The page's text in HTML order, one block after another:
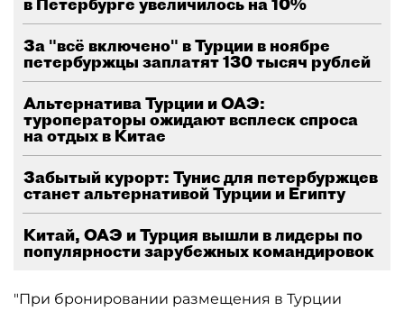
За "всё включено" в Турции в ноябре
петербуржцы заплатят 130 тысяч рублей
Альтернатива Турции и ОАЭ:
туроператоры ожидают всплеск спроса
на отдых в Китае
Забытый курорт: Тунис для петербуржцев
станет альтернативой Турции и Египту
Китай, ОАЭ и Турция вышли в лидеры по
популярности зарубежных командировок
"При бронировании размещения в Турции